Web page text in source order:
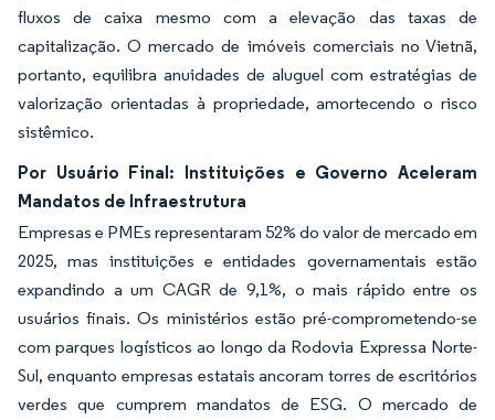
fluxos de caixa mesmo com a elevação das taxas de
capitalização. O mercado de imóveis comerciais no Vietnã,
portanto, equilibra anuidades de aluguel com estratégias de
valorização orientadas à propriedade, amortecendo o risco
sistêmico.
Por Usuário Final: Instituições e Governo Aceleram
Mandatos de Infraestrutura
Empresas e PMEs representaram 52% do valor de mercado em
2025, mas instituições e entidades governamentais estão
expandindo a um CAGR de 9,1%, o mais rápido entre os
usuários finais. Os ministérios estão pré-comprometendo-se
com parques logísticos ao longo da Rodovia Expressa Norte-
Sul, enquanto empresas estatais ancoram torres de escritórios
verdes que cumprem mandatos de ESG. O mercado de